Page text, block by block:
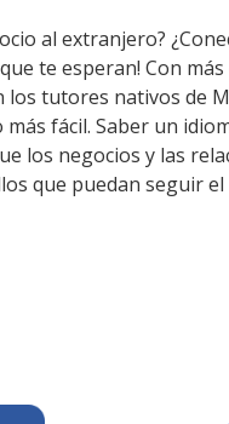
al extranjero?
te esperan! Con
los tutores nativos de
fácil. Saber un
los negocios y las
que puedan seguir